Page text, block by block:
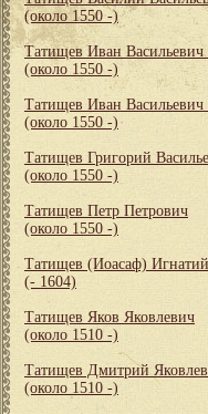
(около 1550 -)
Татищев Иван
(около 1550 -)
Татищев Иван
(около 1550 -)
Татищев Григорий
(около 1550 -)
Татищев Петр Петрович
(около 1550 -)
Татищев (Иоасаф)
(- 1604)
Татищев Яков Яковлевич
(около 1510 -)
Татищев Дмитрий
(около 1510 -)